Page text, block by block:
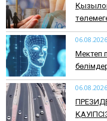
Мектеп